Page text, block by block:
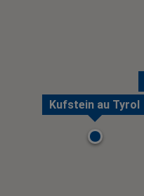
Kufstein au Tyrol